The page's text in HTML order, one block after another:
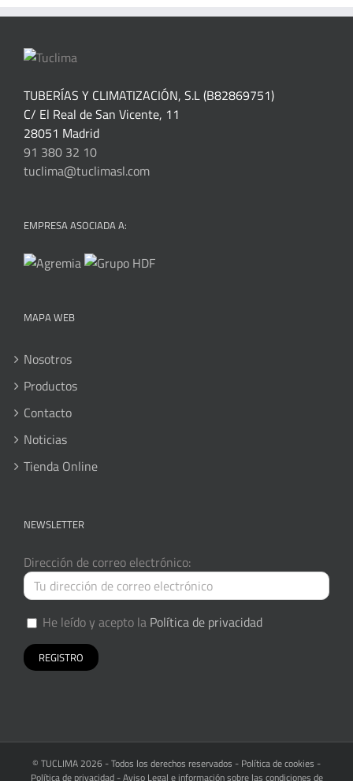
TUBERÍAS Y CLIMATIZACIÓN, S.L (B82869751)
C/ El Real de San Vicente, 11
28051 Madrid
91 380 32 10
tuclima@tuclimasl.com
EMPRESA ASOCIADA A:
MAPA WEB
Nosotros
Productos
Contacto
Noticias
Tienda Online
NEWSLETTER
Dirección de correo electrónico:
He leído y acepto la Política de privacidad
© TUCLIMA 2026 - Todos los derechos reservados - Política de cookies -
Política de privacidad-Aviso Legal e información sobre las condiciones de